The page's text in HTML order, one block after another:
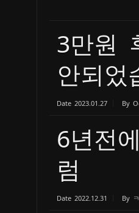
3만원
안되었
Date 2023.01.27 By
6년전
럼
Date 2022.12.31 By